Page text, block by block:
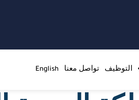
التوظيف تواصل معنا English